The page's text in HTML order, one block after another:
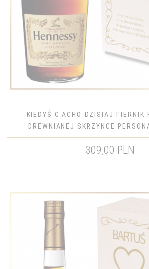
KIEDYŚ CIACHO-DZISIAJ PIERNIK
DREWNIANEJ SKRZYNCE
309,00 PLN